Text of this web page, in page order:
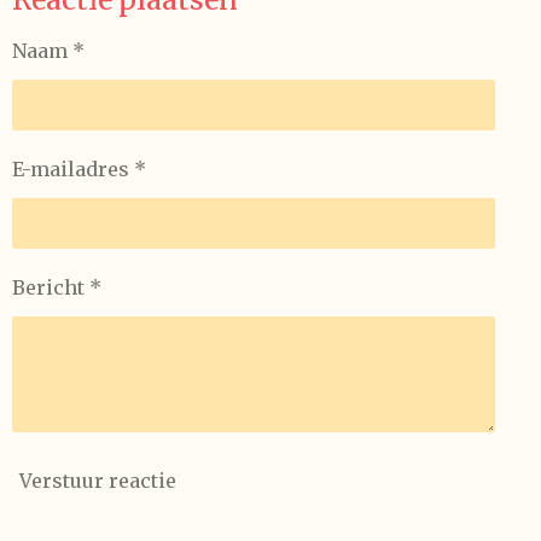
n
e
n
Naam *
E-mailadres *
Bericht *
Verstuur reactie